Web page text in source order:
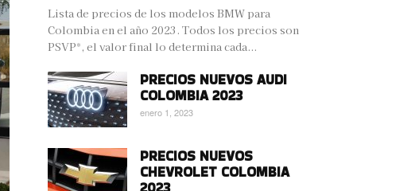
Lista de precios de los modelos BMW para
Colombia en el año 2023. Todos los precios son
PSVP*, el valor final lo determina cada...
PRECIOS NUEVOS AUDI
COLOMBIA 2023
enero 1, 2023
PRECIOS NUEVOS
CHEVROLET COLOMBIA